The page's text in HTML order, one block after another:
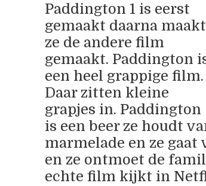
Paddington 1 is eerst
gemaakt daarna
ze de andere film
gemaakt. Paddington
een heel grappige film.
Daar zitten kleine
grapjes in. Paddington
is een beer ze houdt
marmelade en ze gaat
en ze ontmoet de
echte film kijkt in